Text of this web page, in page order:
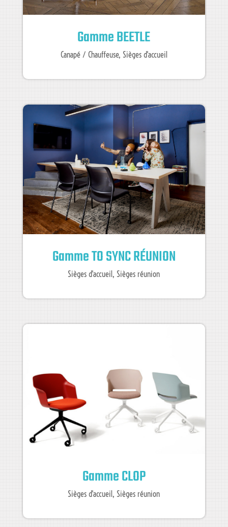
Gamme BEETLE
Canapé / Chauffeuse, Sièges d'accueil
Gamme TO SYNC RÉUNION
Sièges d'accueil, Sièges réunion
Gamme CLOP
Sièges d'accueil, Sièges réunion